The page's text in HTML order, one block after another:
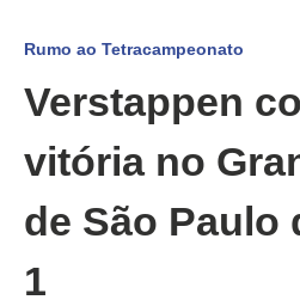
Rumo ao Tetracampeonato
Verstappen
vitória no
de São Paulo
1